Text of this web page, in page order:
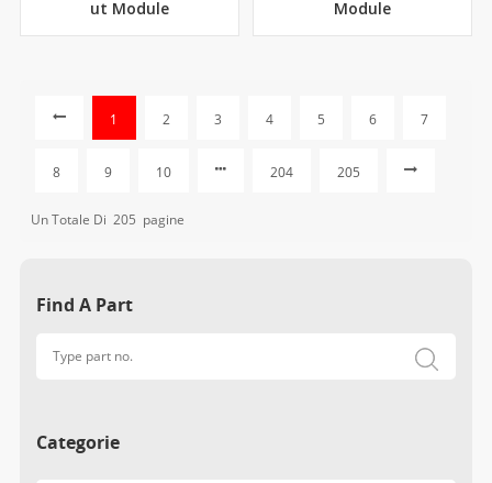
ut Module
Module
1 2 3 4 5 6 7
8 9 10 204 205
Un Totale Di 205 Pagine
Find A Part
Categorie